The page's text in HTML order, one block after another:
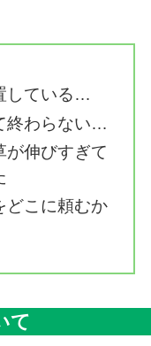
している…
終わらない…
が伸びすぎて
どこに頼むか
て